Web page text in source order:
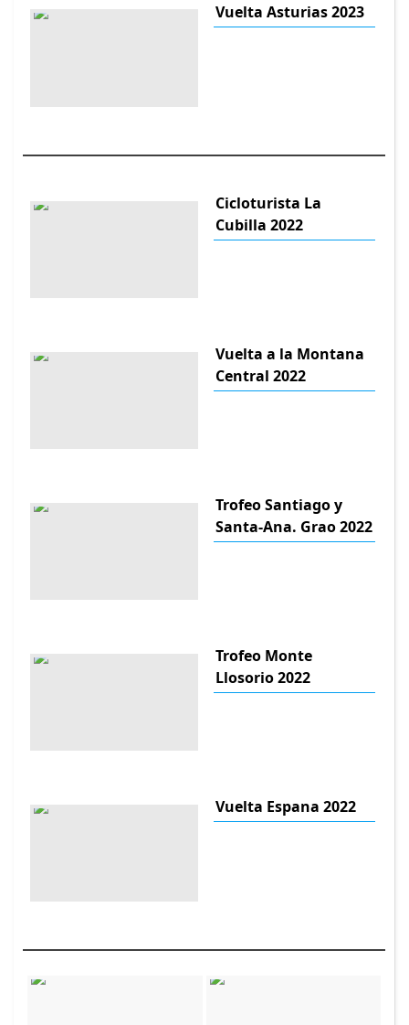
Vuelta Asturias 2023
Cicloturista La
Cubilla 2022
Vuelta a la Montana
Central 2022
Trofeo Santiago y
Santa-Ana. Grao 2022
Trofeo Monte
Llosorio 2022
Vuelta Espana 2022